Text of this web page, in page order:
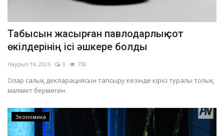
Табысын жасырған павлодарлық сот
өкілдерінің ісі әшкере болды
Наурыз 16, 2026 0 750
Олар салық декларациясын тапсыру кезінде кірісі туралы толық
мәлімет бермеген.
Экономика